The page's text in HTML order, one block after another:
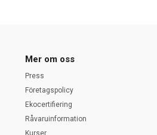
Mer om oss
Press
Företagspolicy
Ekocertifiering
Råvaruinformation
Kurser